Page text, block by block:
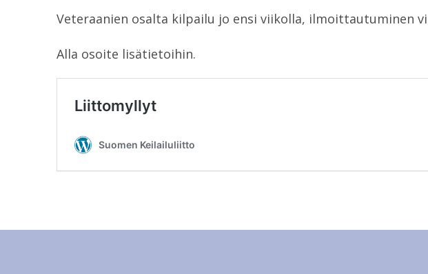
Veteraanien osalta kilpailu jo ensi viikolla, ilmoittautuminen
Alla osoite lisätietoihin.